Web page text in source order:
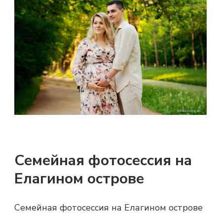
Семейная фотосессия на
Елагином острове
Семейная фотосессия на Елагином острове